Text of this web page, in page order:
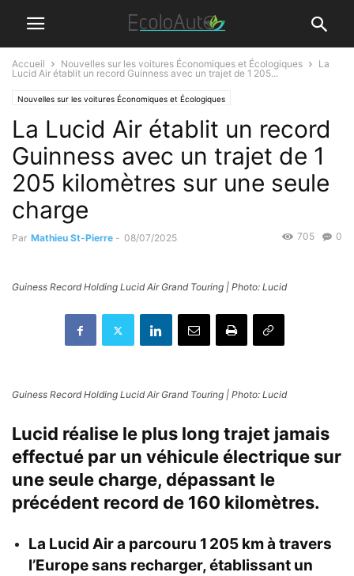
Accueil Nouvelles sur les voitures Économiques et Écologiques
La
Lucid Air établit un record Guinness avec un trajet de 1 205...
Nouvelles sur les voitures Économiques et Écologiques
La Lucid Air établit un record
Guinness avec un trajet de 1
205 kilomètres sur une seule
charge
Par Mathieu St-Pierre - 08/07/2025 0
705
Guiness Record Holding Lucid Air Grand Touring | Photo: Lucid
Guiness Record Holding Lucid Air Grand Touring | Photo: Lucid
Lucid réalise le plus long trajet jamais
effectué par un véhicule électrique sur
une seule charge, dépassant le
précédent record de 160 kilomètres.
La Lucid Air a parcouru 1 205 km à travers
l’Europe sans recharger, établissant un